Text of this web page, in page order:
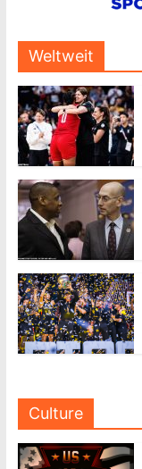
Weltweit
Culture